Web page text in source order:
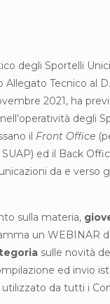
degli Sportelli
Tecnico al
2021, ha
degli
il Front Office
ed il Back
da e verso
sulla materia,
un WEBINAR
sulle novità
ed invio
da tutti i